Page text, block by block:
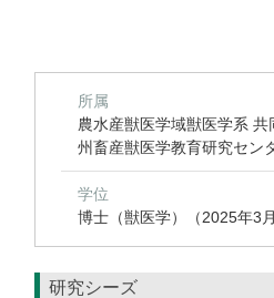
所属
農水産獣医学域獣医学系
州畜産獣医学教育研究セン
学位
博士（獣医学）（2025年3
研究シーズ